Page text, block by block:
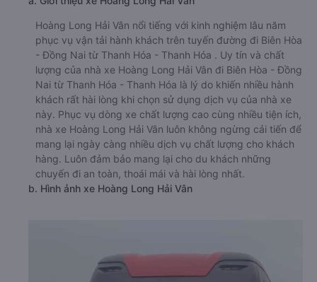
Hoàng Long Hải Vân nổi tiếng với kinh nghiệm lâu năm
phục vụ vận tải hành khách trên tuyến đường đi Biên Hòa
- Đồng Nai từ Thanh Hóa - Thanh Hóa . Uy tín và chất
lượng của nhà xe Hoàng Long Hải Vân đi Biên Hòa - Đồng
Nai từ Thanh Hóa - Thanh Hóa là lý do khiến nhiều hành
khách rất hài lòng khi chọn sử dụng dịch vụ của nhà xe
này. Phục vụ dòng xe chất lượng cao cùng nhiều tiện ích,
nhà xe Hoàng Long Hải Vân luôn không ngừng cải tiến để
mang lại ngày càng nhiều dịch vụ chất lượng cho khách
hàng. Luôn đảm bảo mang lại cho du khách những
chuyến đi an toàn, thoái mái và hài lòng nhất.
b. Hình ảnh xe Hoàng Long Hải Vân